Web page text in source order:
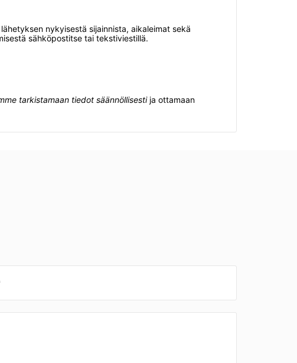
lähetyksen nykyisestä sijainnista, aikaleimat sekä
sähköpostitse tai tekstiviestillä.
tarkistamaan tiedot säännöllisestija ottamaan